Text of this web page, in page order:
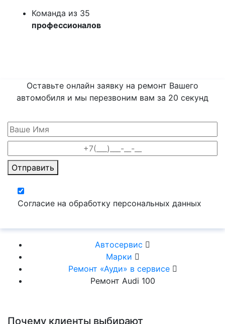
Команда из 35
профессионалов
Оставьте онлайн заявку на ремонт Вашего
автомобиля и мы перезвоним вам за 20 секунд
Отправить
Согласие на обработку персональных данных
Автосервис
Марки
Ремонт «Ауди» в сервисе
Ремонт Audi 100
Почему клиенты выбирают